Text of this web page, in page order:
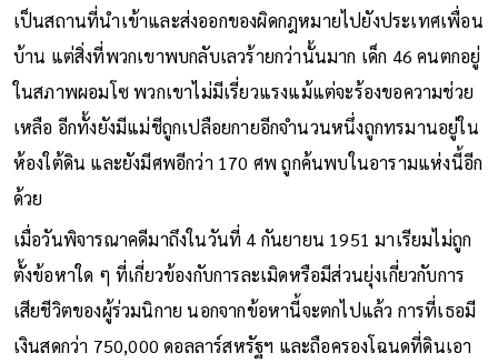
เป็นสถานที่นำเข้าและส่งออกของผิดกฎหมายไปยังประเทศเพื่อน
บ้าน แต่สิ่งที่พวกเขาพบกลับเลวร้ายกว่านั้นมาก เด็ก 46 คนตกอยู่
ในสภาพผอมโซ พวกเขาไม่มีเรี่ยวแรงแม้แต่จะร้องขอความช่วย
เหลือ อีกทั้งยังมีแม่ชีถูกเปลือยกายอีกจำนวนหนึ่งถูกทรมานอยู่ใน
ห้องใต้ดิน และยังมีศพอีกว่า 170 ศพ ถูกค้นพบในอารามแห่งนี้อีก
ด้วย
เมื่อวันพิจารณาคดีมาถึงในวันที่ 4 กันยายน 1951 มาเรียมไม่ถูก
ตั้งข้อหาใด ๆ ที่เกี่ยวข้องกับการละเมิดหรือมีส่วนยุ่งเกี่ยวกับการ
เสียชีวิตของผู้ร่วมนิกาย นอกจากข้อหานี้จะตกไปแล้ว การที่เธอมี
เงินสดกว่า 750,000 ดอลลาร์สหรัฐฯ และถือครองโฉนดที่ดินเอา